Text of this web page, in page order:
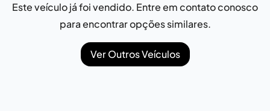
Este veículo já foi vendido. Entre em contato conosco
para encontrar opções similares.
Ver Outros Veículos